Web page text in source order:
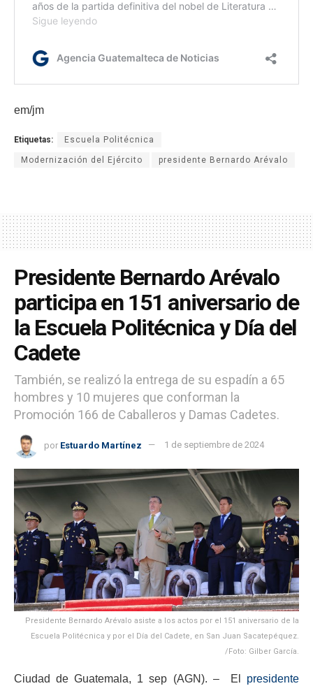
em/jm
Etiquetas: Escuela Politécnica
Modernización del Ejército presidente Bernardo Arévalo
Presidente Bernardo Arévalo
participa en 151 aniversario de
la Escuela Politécnica y Día del
Cadete
También, se realizó la entrega de su espadín a 65
hombres y 10 mujeres que conforman la
Promoción 166 de Caballeros y Damas Cadetes.
por Estuardo Martínez 1 de septiembre de 2024
Presidente Bernardo Arévalo asiste a los actos por el 151 aniversario de la
Escuela Politécnica y por el Día del Cadete, en San Juan Sacatepéquez.
/Foto: Gilber García.
Ciudad de Guatemala, 1 sep (AGN). – El presidente